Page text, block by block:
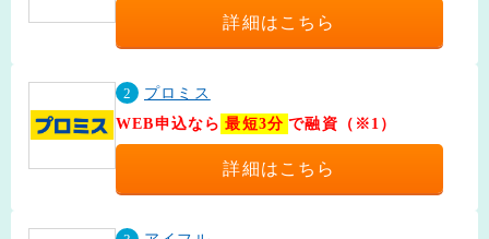
詳細はこちら
2
プロミス
WEB申込なら 最短3分 で融資（※1）
詳細はこちら